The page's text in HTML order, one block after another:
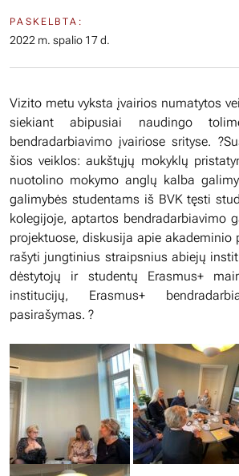
PASKELBTA:
2022 m. spalio 17 d.
Vizito metu vyksta įvairios numatytos
siekiant abipusiai naudingo
bendradarbiavimo įvairiose srityse.
šios veiklos: aukštųjų mokyklų
nuotolino mokymo anglų kalba
galimybės studentams iš BVK tęsti
kolegijoje, aptartos bendradarbiavimo
projektuose, diskusija apie akademinio
rašyti jungtinius straipsnius abiejų
dėstytojų ir studentų Erasmus+
institucijų, Erasmus+
pasirašymas. ?